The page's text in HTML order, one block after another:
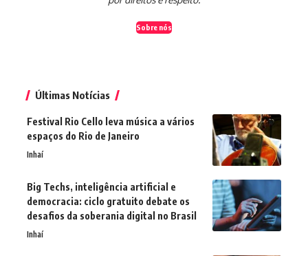
Sobre nós
Últimas Notícias
Festival Rio Cello leva música a vários
espaços do Rio de Janeiro
Inhaí
Big Techs, inteligência artificial e
democracia: ciclo gratuito debate os
desafios da soberania digital no Brasil
Inhaí